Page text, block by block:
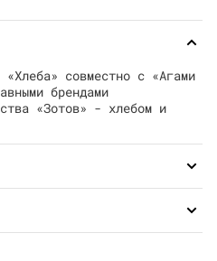
«Хлеба» совместно с «Агами
брендами
«Зотов» - хлебом и